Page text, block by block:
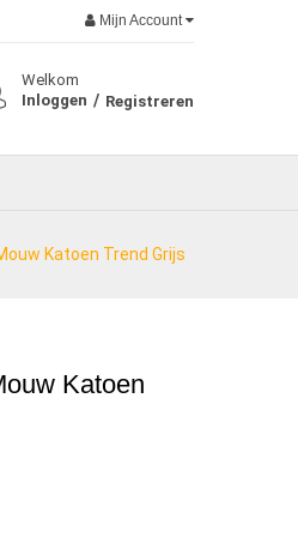
Mijn Account
Welkom
Inloggen
Registreren
Katoen Trend Grijs
Katoen